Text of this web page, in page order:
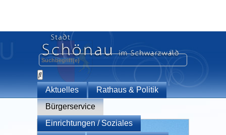
Aktuelles
Rathaus & Politik
Bürgerservice
Einrichtungen / Soziales